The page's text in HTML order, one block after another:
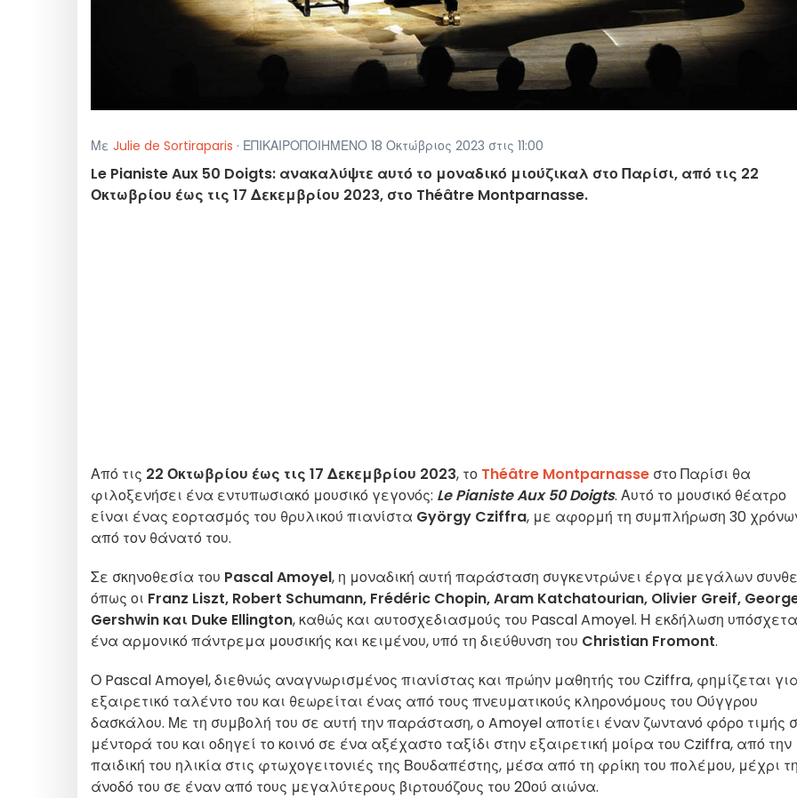
Με Julie de Sortiraparis · ΕΠΙΚΑΙΡΟΠΟΙΗΜΕΝΟ 18 Οκτώβριος 2023 στις 11:00
Le Pianiste Aux 50 Doigts: ανακαλύψτε αυτό το μοναδικό μιούζικαλ στο Παρίσι, από τις 22
Οκτωβρίου έως τις 17 Δεκεμβρίου 2023, στο Théâtre Montparnasse.
Από τις 22 Οκτωβρίου έως τις 17 Δεκεμβρίου 2023, το Théâtre Montparnasse στο Παρίσι θα
φιλοξενήσει ένα εντυπωσιακό μουσικό γεγονός: Le Pianiste Aux 50 Doigts. Αυτό το μουσικό θέατρο
είναι ένας εορτασμός του θρυλικού πιανίστα György Cziffra, με αφορμή τη συμπλήρωση 30
από τον θάνατό του.
Σε σκηνοθεσία του Pascal Amoyel, η μοναδική αυτή παράσταση συγκεντρώνει έργα μεγάλων
όπως οι Franz Liszt, Robert Schumann, Frédéric Chopin, Aram Katchatourian, Olivier Greif,
Gershwin και Duke Ellington, καθώς και αυτοσχεδιασμούς του Pascal Amoyel. Η εκδήλωση
ένα αρμονικό πάντρεμα μουσικής και κειμένου, υπό τη διεύθυνση του Christian Fromont.
Ο Pascal Amoyel, διεθνώς αναγνωρισμένος πιανίστας και πρώην μαθητής του Cziffra, φημίζεται
εξαιρετικό ταλέντο του και θεωρείται ένας από τους πνευματικούς κληρονόμους του Ούγγρου
δασκάλου. Με τη συμβολή του σε αυτή την παράσταση, ο Amoyel αποτίει έναν ζωντανό φόρο τιμής
μέντορά του και οδηγεί το κοινό σε ένα αξέχαστο ταξίδι στην εξαιρετική μοίρα του Cziffra, από την
παιδική του ηλικία στις φτωχογειτονιές της Βουδαπέστης, μέσα από τη φρίκη του πολέμου, μέχρι
άνοδό του σε έναν από τους μεγαλύτερους βιρτουόζους του 20ού αιώνα.